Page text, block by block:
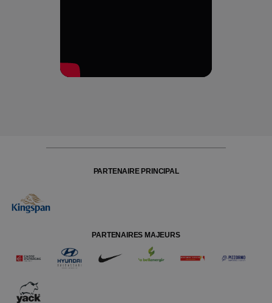
PARTENAIRE PRINCIPAL
PARTENAIRES MAJEURS